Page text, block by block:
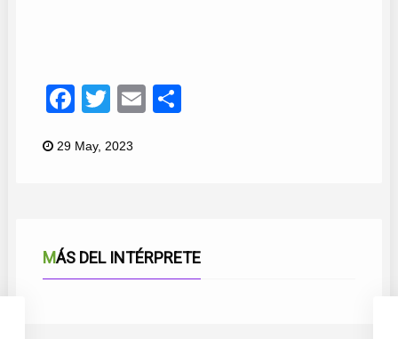
Facebook
TwitterEmail
29 May, 2023
MÁS DEL INTÉRPRETE